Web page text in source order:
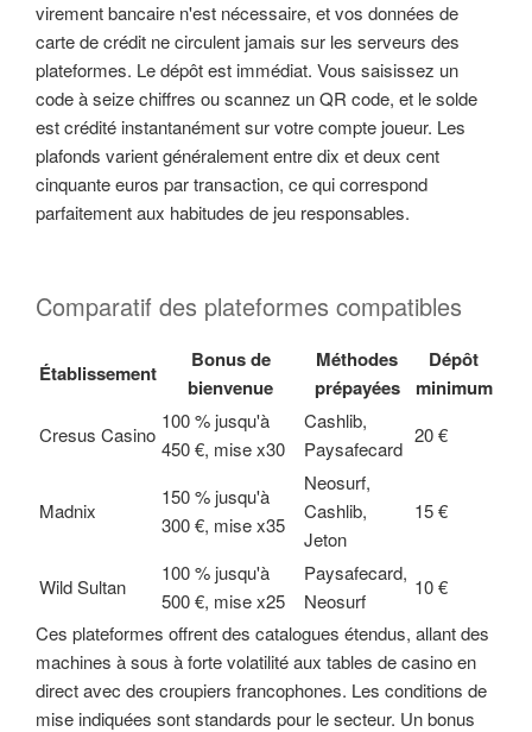
virement bancaire n'est nécessaire, et vos données de
carte de crédit ne circulent jamais sur les serveurs des
plateformes. Le dépôt est immédiat. Vous saisissez un
code à seize chiffres ou scannez un QR code, et le solde
est crédité instantanément sur votre compte joueur. Les
plafonds varient généralement entre dix et deux cent
cinquante euros par transaction, ce qui correspond
parfaitement aux habitudes de jeu responsables.
Comparatif des plateformes compatibles
Établissement
Bonus de
bienvenue
Méthodes
prépayées
Dépôt
minimum
Cresus Casino
100 % jusqu'à
450 €, mise x30
Cashlib,
Paysafecard
20 €
Madnix
150 % jusqu'à
300 €, mise x35
Neosurf,
Cashlib,
Jeton
15 €
Wild Sultan
100 % jusqu'à
500 €, mise x25
Paysafecard,
Neosurf
10 €
Ces plateformes offrent des catalogues étendus, allant des
machines à sous à forte volatilité aux tables de casino en
direct avec des croupiers francophones. Les conditions de
mise indiquées sont standards pour le secteur. Un bonus